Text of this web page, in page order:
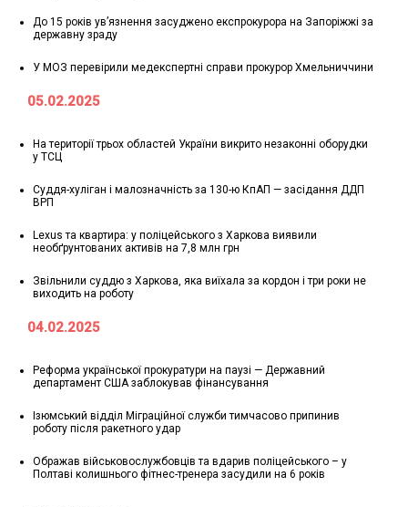
До 15 років ув’язнення засуджено експрокурора на Запоріжжі за
державну зраду
У МОЗ перевірили медекспертні справи прокурор Хмельниччини
05.02.2025
На території трьох областей України викрито незаконні оборудки
у ТСЦ
Суддя-хуліган і малозначність за 130-ю КпАП — засідання ДДП
ВРП
Lexus та квартира: у поліцейського з Харкова виявили
необґрунтованих активів на 7,8 млн грн
Звільнили суддю з Харкова, яка виїхала за кордон і три роки не
виходить на роботу
04.02.2025
Реформа української прокуратури на паузі — Державний
департамент США заблокував фінансування
Ізюмський відділ Міграційної служби тимчасово припинив
роботу після ракетного удар
Ображав військовослужбовців та вдарив поліцейського – у
Полтаві колишнього фітнес-тренера засудили на 6 років